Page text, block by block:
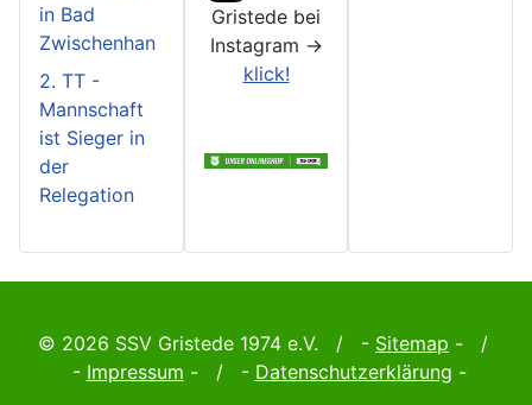
in Bad
Zwischenhan
2. TT -
Mannschaft
ist Sieger in
der
Relegation
Gristede bei
Instagram ->
klick!
© 2026 SSV Gristede 1974 e.V. / - Sitemap - /
- Impressum - / - Datenschutzerklärung -